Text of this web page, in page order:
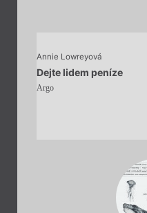
Annie Lowreyová
Dejte lidem peníze
Argo